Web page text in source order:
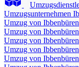
Umzugsunternehmen
Umzug von
Umzug von
Umzug von
Umzug von
Umzug von